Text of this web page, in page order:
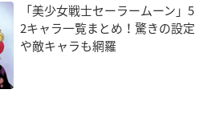
「美少女戦士セーラームーン」5
2キャラ一覧まとめ！驚きの設定
や敵キャラも網羅